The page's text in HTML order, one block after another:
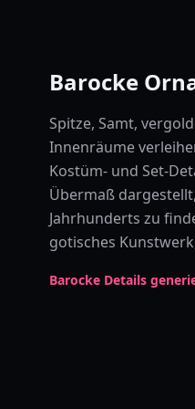
Barocke
Spitze, Samt,
Innenräume
Kostüm- und Set-
Übermaß
Jahrhunderts zu
gotisches
Barocke Details